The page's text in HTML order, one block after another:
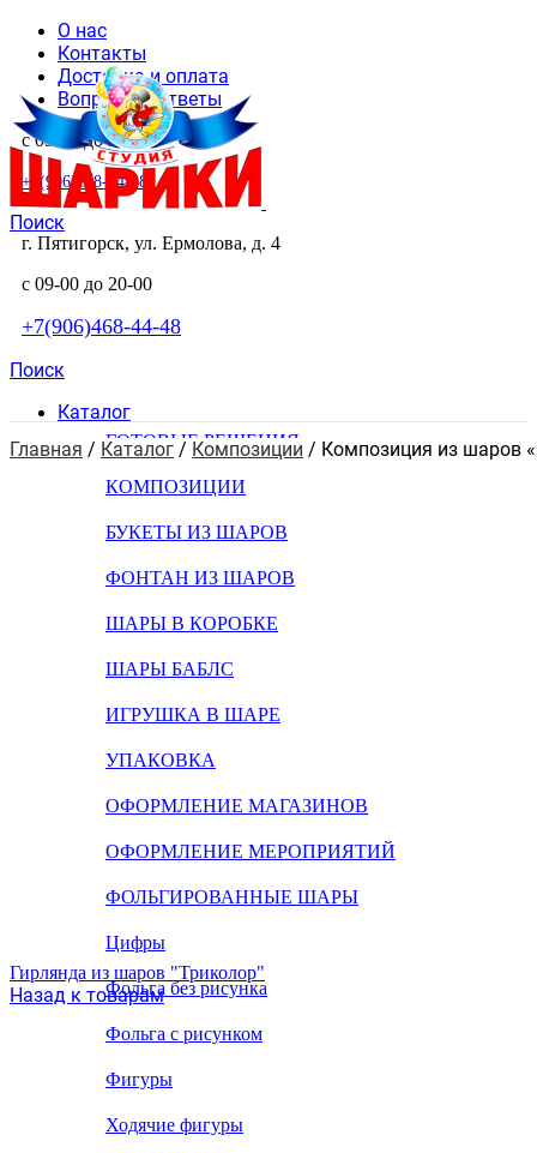
О нас
Контакты
Доставка и оплата
Вопросы и ответы
с 09-00 до 20-00
+7(906)468-44-48
Поиск
г. Пятигорск, ул. Ермолова, д. 4
с 09-00 до 20-00
+7(906)468-44-48
Поиск
Каталог
ГОТОВЫЕ РЕШЕНИЯ
КОМПОЗИЦИИ
БУКЕТЫ ИЗ ШАРОВ
ФОНТАН ИЗ ШАРОВ
ШАРЫ В КОРОБКЕ
ШАРЫ БАБЛС
ИГРУШКА В ШАРЕ
УПАКОВКА
ОФОРМЛЕНИЕ МАГАЗИНОВ
ОФОРМЛЕНИЕ МЕРОПРИЯТИЙ
ФОЛЬГИРОВАННЫЕ ШАРЫ
Цифры
Фольга без рисунка
Фольга с рисунком
Фигуры
Ходячие фигуры
Главная / Каталог / Композиции / Композиция из шаров
Гирлянда из шаров "Триколор"
Назад к товарам